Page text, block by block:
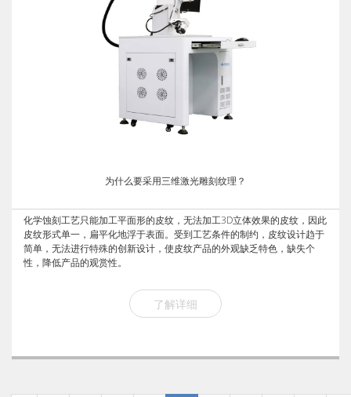
为什么要采用三维激光雕刻纹理？
化学蚀刻工艺只能加工平面形的皮纹，无法加工3D立体效果的皮纹，因此
皮纹形式单一，扁平化地浮于表面。受到工艺条件的制约，皮纹设计趋于
简单，无法进行特殊的创新设计，使皮纹产品的外观缺乏特色，缺失个
性，降低产品的观赏性。
了解详细